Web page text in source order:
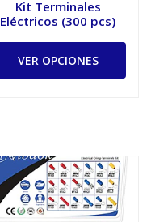
Kit Terminales
Eléctricos (300 pcs)
VER OPCIONES